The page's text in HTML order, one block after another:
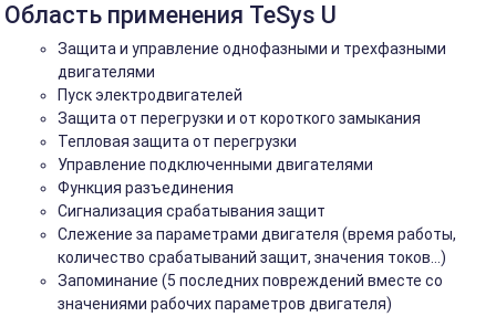
Область применения TeSys U
Защита и управление однофазными и трехфазными
двигателями
Пуск электродвигателей
Защита от перегрузки и от короткого замыкания
Тепловая защита от перегрузки
Управление подключенными двигателями
Функция разъединения
Сигнализация срабатывания защит
Слежение за параметрами двигателя (время работы,
количество срабатываний защит, значения токов…)
Запоминание (5 последних повреждений вместе со
значениями рабочих параметров двигателя)